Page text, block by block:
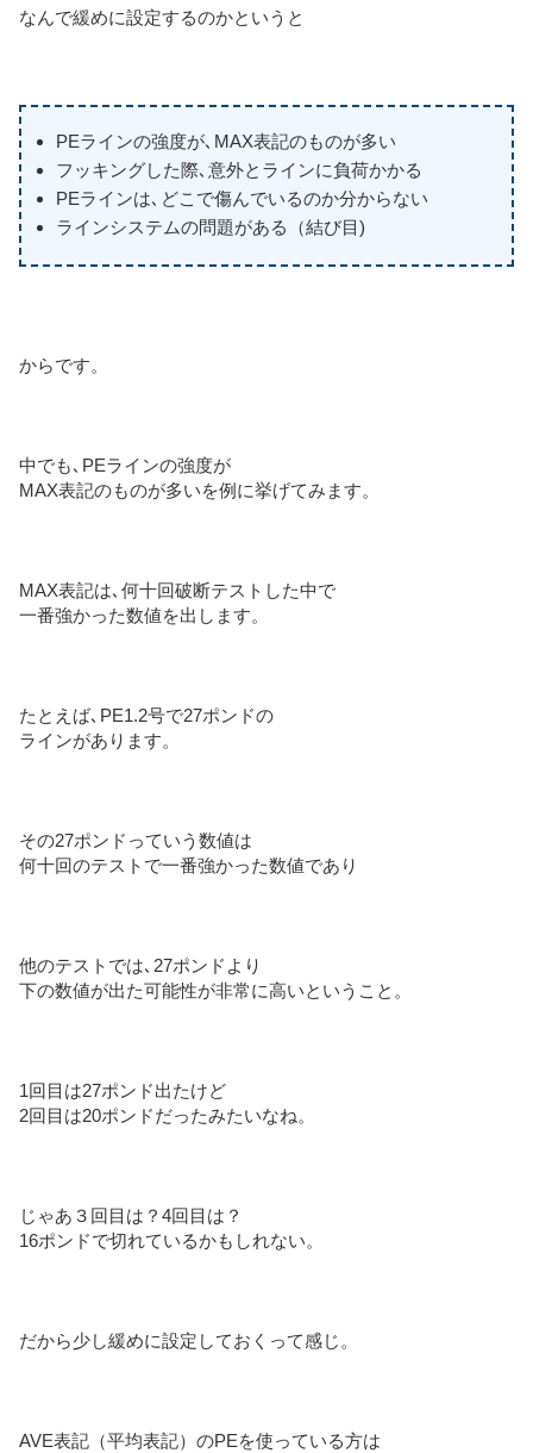
なんで緩めに設定するのかというと
PEラインの強度が､MAX表記のものが多い
フッキングした際､意外とラインに負荷かかる
PEラインは､どこで傷んでいるのか分からない
ラインシステムの問題がある（結び目)
からです。
中でも､PEラインの強度が
MAX表記のものが多いを例に挙げてみます。
MAX表記は､何十回破断テストした中で
一番強かった数値を出します。
たとえば､PE1.2号で27ポンドの
ラインがあります。
その27ポンドっていう数値は
何十回のテストで一番強かった数値であり
他のテストでは､27ポンドより
下の数値が出た可能性が非常に高いということ。
1回目は27ポンド出たけど
2回目は20ポンドだったみたいなね。
じゃあ３回目は？4回目は？
16ポンドで切れているかもしれない。
だから少し緩めに設定しておくって感じ。
AVE表記（平均表記）のPEを使っている方は